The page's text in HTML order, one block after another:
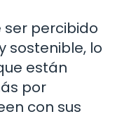
ser percibido
sostenible, lo
están
por
con sus